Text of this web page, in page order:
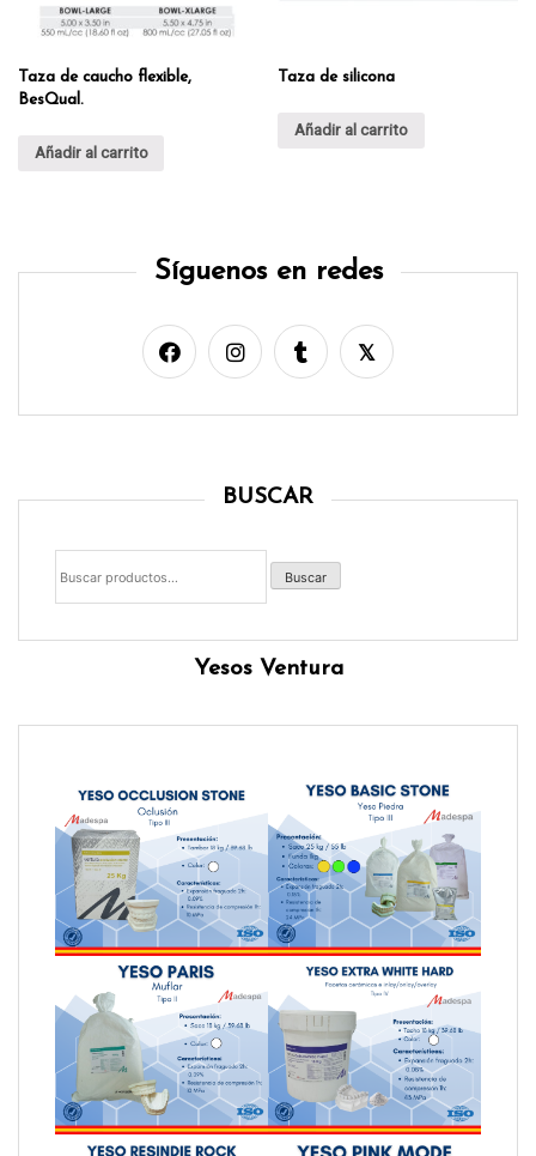
Taza de caucho flexible,
BesQual.
Añadir al carrito
Taza de silicona
Añadir al carrito
Síguenos en redes
BUSCAR
Buscar
por:
Buscar
Yesos Ventura